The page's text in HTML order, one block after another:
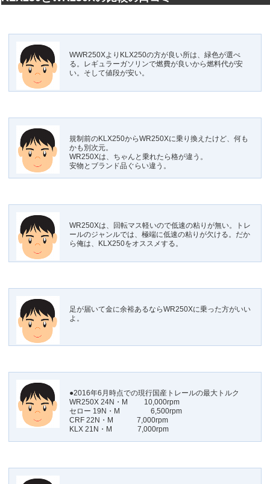
WWR250XよりKLX250の方が良い所は、緑色が選べ
る。レギュラーガソリンで燃費が良いから燃料代が安
い。そして値段が安い。
規制前のKLX250からWR250Xに乗り換えたけど、何も
かも別次元。
WR250Xは、ちゃんと乗れたら格が違う。
安物とブランド品ぐらい違う。
WR250Xは、回転マス軽いので低速の粘りが無い。トレ
ールのジャンルでは、極端に低速の粘りが欠ける。だか
ら俺は、KLX250をオススメする。
足が届いて金に余裕あるならWR250Xに乗った方がいい
よ。
●2016年6月時点での現行国産トレールの最大トルク
WR250X 24N・M 10,000rpm
セロー 19N・M 6,500rpm
CRF 22N・M 7,000rpm
KLX 21N・M 7,000rpm